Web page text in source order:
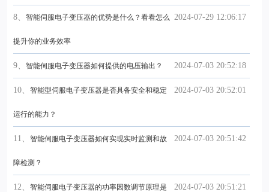
2024-07-29 12:06:17
8、 智能伺服电子变压器的优势是什么？看看怎么
提升你的业务效率
2024-07-03 20:52:18
9、 智能伺服电子变压器如何提供的电压输出？
2024-07-03 20:52:01
10、 智能型伺服电子变压器是否具备安全和稳定
运行的能力？
2024-07-03 20:51:42
11、 智能伺服电子变压器如何实现实时监测和故
障检测？
2024-07-03 20:51:21
12、 智能伺服电子变压器的功率因数调节原理是